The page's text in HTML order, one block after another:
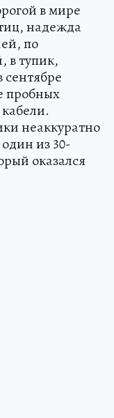
в мире
надежда
по
в тупик,
сентябре
пробных
неаккуратно
из 30-
оказался